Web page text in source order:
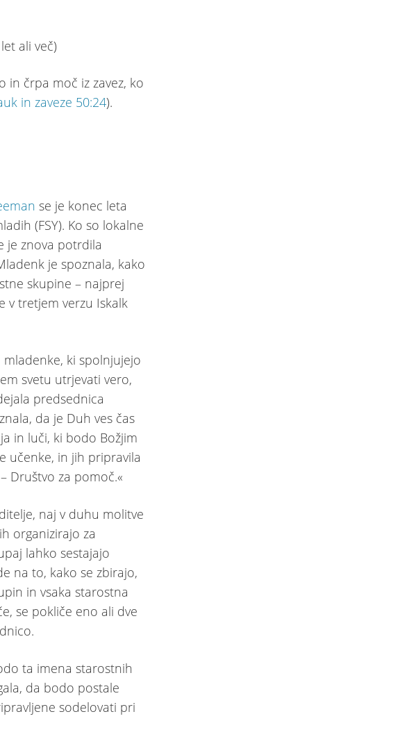
ali več)
in črpa moč iz zavez, ko
in zaveze 50:24).
se je konec leta
(FSY). Ko so lokalne
je znova potrdila
je spoznala, kako
skupine – najprej
v tretjem verzu Iskalk
ki spolnjujejo
svetu utrjevati vero,
predsednica
da je Duh ves čas
in luči, ki bodo Božjim
učenke, in jih pripravila
Društvo za pomoč.«
naj v duhu molitve
organizirajo za
lahko sestajajo
na to, kako se zbirajo,
in vsaka starostna
se pokliče eno ali dve
ta imena starostnih
da bodo postale
sodelovati pri